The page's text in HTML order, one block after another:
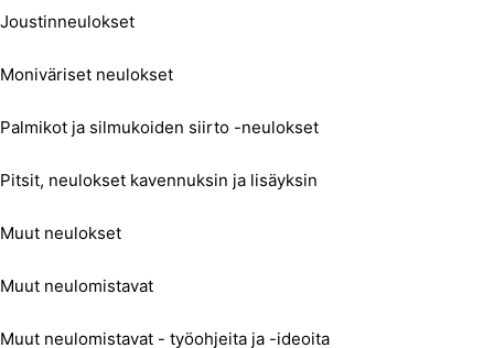
Joustinneulokset
Moniväriset neulokset
Palmikot ja silmukoiden siirto -neulokset
Pitsit, neulokset kavennuksin ja lisäyksin
Muut neulokset
Muut neulomistavat
Muut neulomistavat - työohjeita ja -ideoita